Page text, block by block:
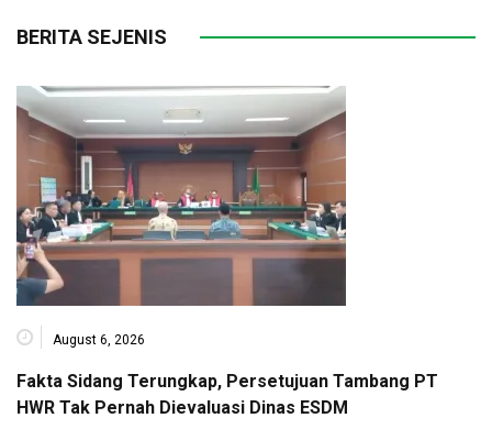
BERITA SEJENIS
August 6, 2026
Fakta Sidang Terungkap, Persetujuan Tambang PT
HWR Tak Pernah Dievaluasi Dinas ESDM